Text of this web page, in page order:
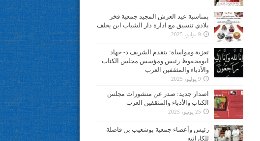
بمناسبة عيد العرش المجيد جمعية فخر
بلادي تنسيق مع ادارة دار الشباب ابن يخلف
9 يوليو، 2025
تعزية ومواساة: يتقدم الشريف د- جهاد
ابومحفوظ رئيس ومؤسس مجلس الكتاب
والأدباء والمثقفين العرب
9 يوليو، 2025
اصدار جديد: صدر عن منشورات مجلس
الكتاب والأدباء والمثقفين العرب
25 يونيو، 2025
رئيس وأعضاء جمعية بوشعيب بن فاضلة
للكاراتيه